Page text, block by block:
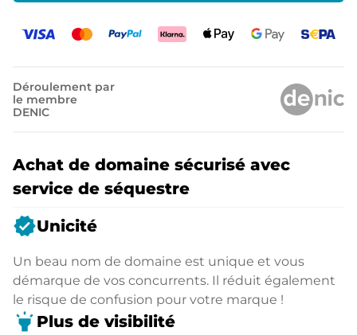
Déroulement par
le membre
DENIC
Achat de domaine sécurisé avec
service de séquestre
verifiedUnicité
Un beau nom de domaine est unique et vous
démarque de vos concurrents. Il réduit également
le risque de confusion pour votre marque !
highlight Plus de visibilité